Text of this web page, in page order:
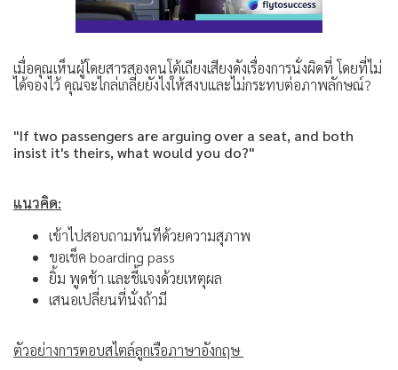
เมื่อคุณเห็นผู้โดยสารสองคนโต้เถียงเสียงดังเรื่องการนั่งผิดที่ โดยที่ไม่
ได้จองไว้ คุณจะไกล่เกลี่ยยังไงให้สงบและไม่กระทบต่อภาพลักษณ์?
"If two passengers are arguing over a seat, and both
insist it's theirs, what would you do?"
แนวคิด:
เข้าไปสอบถามทันทีด้วยความสุภาพ
ขอเช็ค boarding pass
ยิ้ม พูดช้า และชี้แจงด้วยเหตุผล
เสนอเปลี่ยนที่นั่งถ้ามี
ตัวอย่างการตอบสไตล์ลูกเรือภาษาอังกฤษ